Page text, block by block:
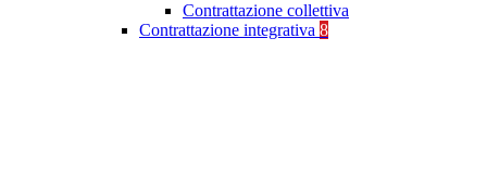
Contrattazione collettiva
Contrattazione integrativa 8